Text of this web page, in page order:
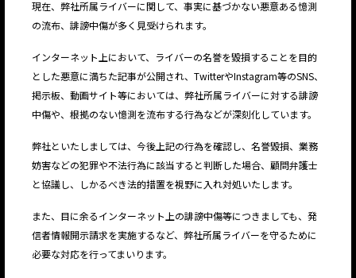
現在、弊社所属ライバーに関して、事実に基づかない悪意ある憶測
の流布、誹謗中傷が多く見受けられます。
インターネット上において、ライバーの名誉を毀損することを目的
とした悪意に満ちた記事が公開され、TwitterやInstagram等のSNS、
掲示板、動画サイト等においては、弊社所属ライバーに対する誹謗
中傷や、根拠のない憶測を流布する行為などが深刻化しています。
弊社といたしましては、今後上記の行為を確認し、名誉毀損、業務
妨害などの犯罪や不法行為に該当すると判断した場合、顧問弁護士
と協議し、しかるべき法的措置を視野に入れ対処いたします。
また、目に余るインターネット上の誹謗中傷等につきましても、発
信者情報開示請求を実施するなど、弊社所属ライバーを守るために
必要な対応を行ってまいります。